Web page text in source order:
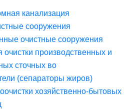
канализация
сооружения
очистные сооружения
производственных и
сточных во
(сепараторы жиров)
хозяйственно-бытовых